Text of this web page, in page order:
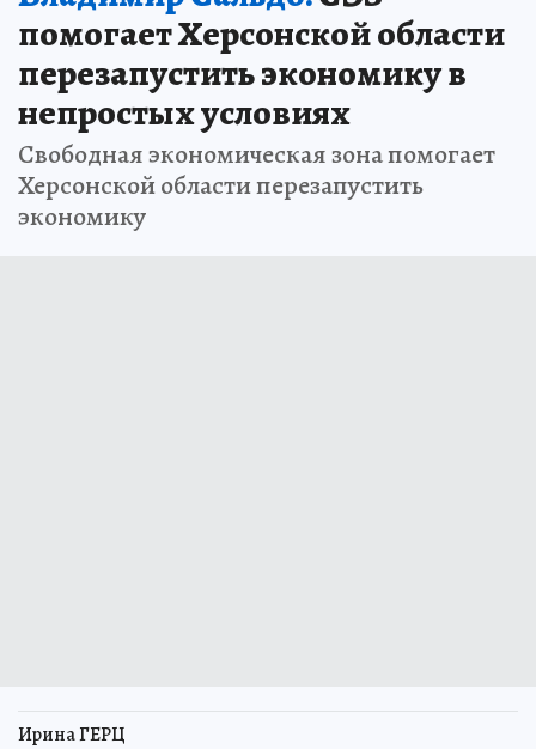
помогает Херсонской области
перезапустить экономику в
непростых условиях
Свободная экономическая зона помогает
Херсонской области перезапустить
экономику
Ирина ГЕРЦ